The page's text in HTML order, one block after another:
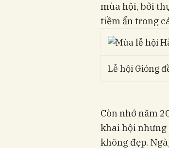
mùa hội, bởi
tiềm ẩn trong
Lễ hội Gióng
Còn nhớ năm
khai hội nhưng
không đẹp.